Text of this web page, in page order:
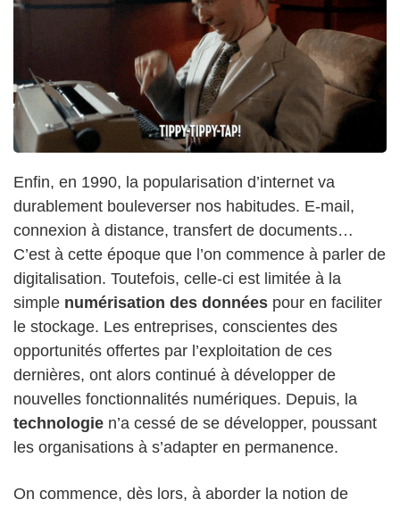
Enfin, en 1990, la popularisation d’internet va
durablement bouleverser nos habitudes. E-mail,
connexion à distance, transfert de documents…
C’est à cette époque que l’on commence à parler de
digitalisation. Toutefois, celle-ci est limitée à la
simple numérisation des données pour en faciliter
le stockage. Les entreprises, conscientes des
opportunités offertes par l’exploitation de ces
dernières, ont alors continué à développer de
nouvelles fonctionnalités numériques. Depuis, la
technologie n’a cessé de se développer, poussant
les organisations à s’adapter en permanence.
On commence, dès lors, à aborder la notion de